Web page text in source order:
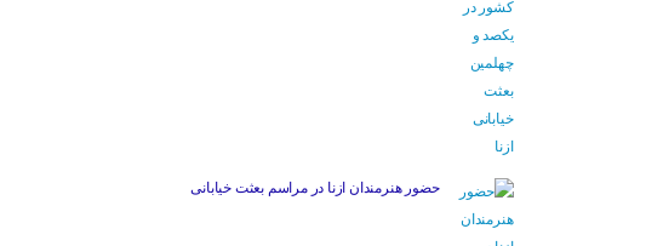
حضور هنرمندان ازنا در مراسم بعثت خیابانی